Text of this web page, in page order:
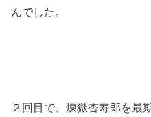
んでした。
２回目で、煉獄杏寿郎を最